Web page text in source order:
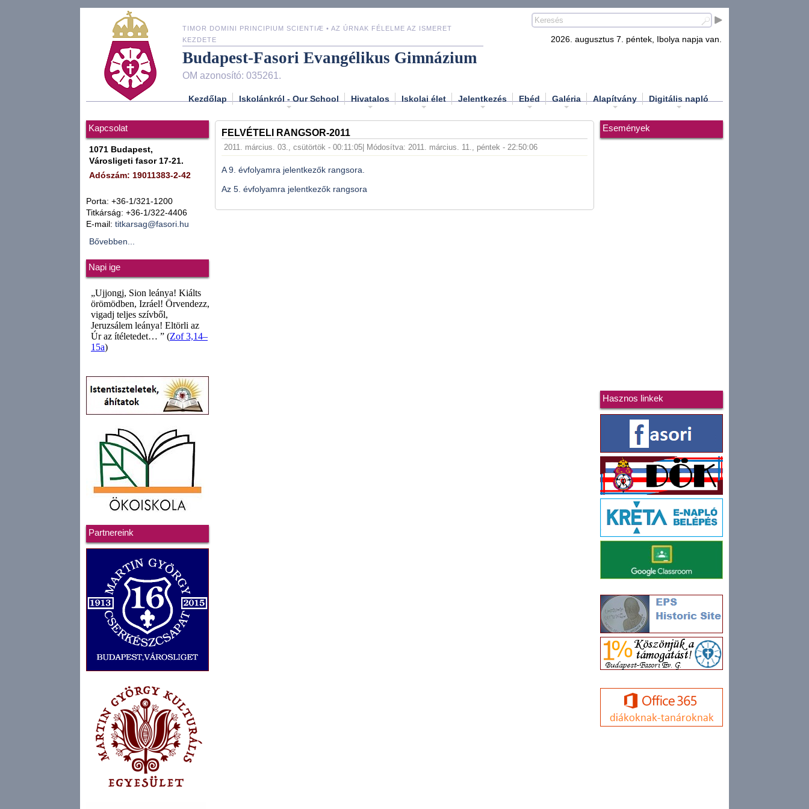
TIMOR DOMINI PRINCIPIUM SCIENTIÆ • AZ ÚRNAK FÉLELME AZ ISMERET
KEZDETE
Budapest-Fasori Evangélikus Gimnázium
OM azonosító: 035261.
2026. augusztus 7. péntek, Ibolya napja van.
Kezdőlap Iskolánkról - Our School Hivatalos Iskolai élet Jelentkezés Ebéd Galéria Alapítvány Digitális napló
Kapcsolat
1071 Budapest,
Városligeti fasor 17-21.
Adószám: 19011383-2-42
Porta: +36-1/321-1200
Titkárság: +36-1/322-4406
E-mail: titkarsag@fasori.hu
Bővebben...
Napi ige
Partnereink
FELVÉTELI RANGSOR-2011
2011. március. 03., csütörtök - 00:11:05 | Módosítva: 2011. március. 11., péntek - 22:50:06
A 9. évfolyamra jelentkezők rangsora.
Az 5. évfolyamra jelentkezők rangsora
Események
Hasznos linkek